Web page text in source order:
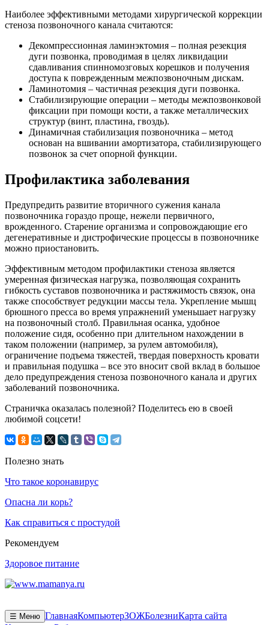
Наиболее эффективными методами хирургической коррекции
стеноза позвоночного канала считаются:
Декомпрессионная ламинэктомия – полная резекция
дуги позвонка, проводимая в целях ликвидации
сдавливания спинномозговых корешков и получения
доступа к поврежденным межпозвоночным дискам.
Ламинотомия – частичная резекция дуги позвонка.
Стабилизирующие операции – методы межпозвонковой
фиксации при помощи кости, а также металлических
структур (винт, пластина, гвоздь).
Динамичная стабилизация позвоночника – метод
основан на вшивании амортизатора, стабилизирующего
позвонок за счет опорной функции.
Профилактика заболевания
Предупредить развитие вторичного сужения канала
позвоночника гораздо проще, нежели первичного,
врожденного. Старение организма и сопровождающие его
дегенеративные и дистрофические процессы в позвоночнике
можно приостановить.
Эффективным методом профилактики стеноза является
умеренная физическая нагрузка, позволяющая сохранить
гибкость суставов позвоночника и растяжимость связок, она
также способствует редукции массы тела. Укрепление мышц
брюшного пресса во время упражнений уменьшает нагрузку
на позвоночный столб. Правильная осанка, удобное
положение сидя, особенно при длительном нахождении в
таком положении (например, за рулем автомобиля),
ограничение подъема тяжестей, твердая поверхность кровати
и правильная подушка – все это вносит свой вклад в большое
дело предупреждения стеноза позвоночного канала и других
заболеваний позвоночника.
Страничка оказалась полезной? Поделитесь ею в своей
любимой соцсети!
Полезно знать
Что такое коронавирус
Опасна ли корь?
Как справиться с простудой
Рекомендуем
Здоровое питание
☰ Меню ГлавнаяКомпьютерЗОЖБолезниКарта сайта